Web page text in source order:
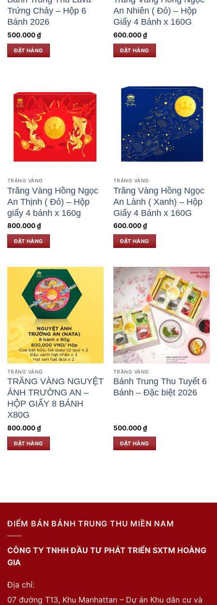
Trứng Chảy – Hộp 6
Bánh 2026
500.000₫
ĐẶT HÀNG
An Nhiên ( Đỏ) – Hộp
Giấy 4 Bánh x 160G
600.000₫
ĐẶT HÀNG
TRĂNG VÀNG
Trăng Vàng Hồng Ngọc
An Thịnh ( Đỏ) – Hộp
giấy 4 bánh x 160g
800.000₫
ĐẶT HÀNG
TRĂNG VÀNG
Trăng Vàng Hồng Ngọc
An Lành ( Xanh) – Hộp
Giấy 4 Bánh x 160G
600.000₫
ĐẶT HÀNG
TRĂNG VÀNG
TRĂNG VÀNG NGUYỆT
ÁNH TRƯỜNG AN –
HỘP GIẤY 8 BÁNH
X80G
800.000₫
ĐẶT HÀNG
TRĂNG VÀNG
Bánh Trung Thu Tuyết 6
Bánh – Đặc biệt 2026
500.000₫
ĐẶT HÀNG
ĐIỂM BÁN BÁNH TRUNG THU MIỀN NAM
CÔNG TY TNHH ĐẦU TƯ PHÁT TRIỂN SXTM HOÀNG
GIA
Địa chỉ:
07 đường T13, Khu Manhattan – Dự án Khu dân cư và